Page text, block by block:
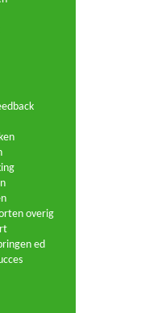
overig
ed